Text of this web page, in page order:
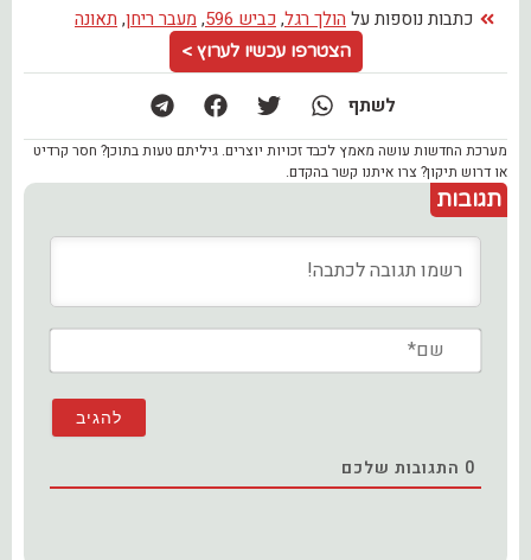
כתבות נוספות על הולך רגל, כביש 596 , מעבר ריחן, תאונה
הצטרפו עכשיו לערוץ >
לשתף
מערכת החדשות עושה מאמץ לכבד זכויות יוצרים. גיליתם טעות בתוכן? חסר קרדיט
או דרוש תיקון? צרו איתנו קשר בהקדם.
תגובות
0 התגובות שלכם